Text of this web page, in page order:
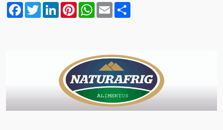
Facebook
TwitterLinkedInPinterestWhatsApp
Email